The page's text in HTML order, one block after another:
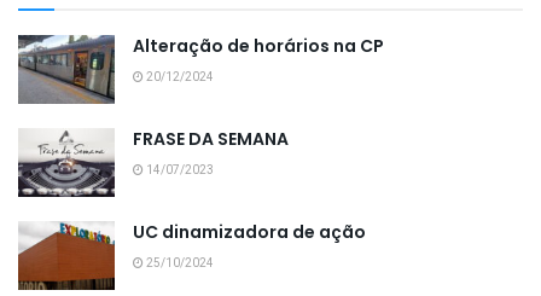
Alteração de horários na CP
20/12/2024
FRASE DA SEMANA
14/07/2023
UC dinamizadora de ação
25/10/2024